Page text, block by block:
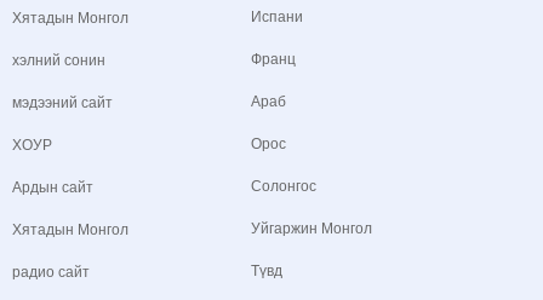
Хятадын Монгол
хэлний сонин
мэдээний сайт
ХОУР
Ардын сайт
Хятадын Монгол
радио сайт
Испани
Франц
Араб
Орос
Солонгос
Уйгаржин Монгол
Түвд